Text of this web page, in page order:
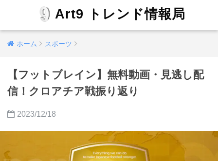
Art9 トレンド情報局
ホーム スポーツ
【フットブレイン】無料動画・見逃し配
信！クロアチア戦振り返り
2023/12/18